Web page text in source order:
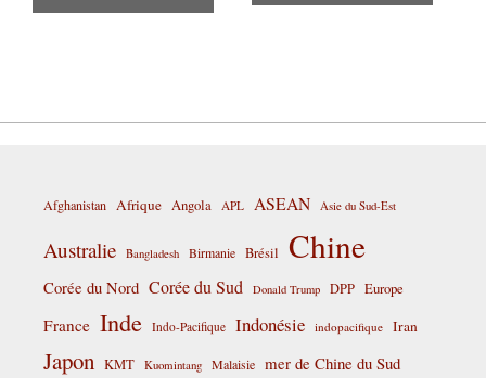
Afghanistan Afrique Angola APL ASEAN Asie du Sud-Est
Australie Bangladesh Birmanie Brésil Chine
Corée du Nord Corée du Sud Donald Trump DPP Europe
France Inde Indo-Pacifique Indonésie indopacifique Iran
Japon KMT Kuomintang Malaisie mer de Chine du Sud